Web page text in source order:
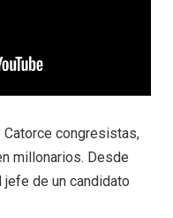
Catorce congresistas,
millonarios. Desde
jefe de un candidato